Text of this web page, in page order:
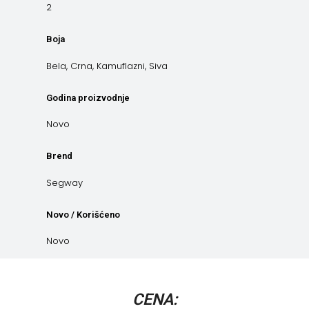
2
Boja
Bela, Crna, Kamuflazni, Siva
Godina proizvodnje
Novo
Brend
Segway
Novo / Korišćeno
Novo
CENA: